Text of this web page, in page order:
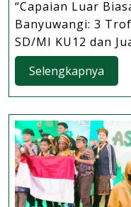
“Capaian Luar
Banyuwangi: 3
SD/MI KU12 dan
Selengkapnya